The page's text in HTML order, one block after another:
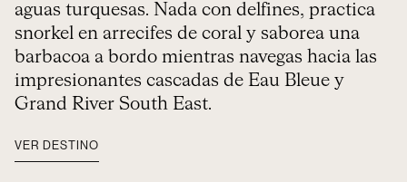
aguas turquesas. Nada con delfines, practica
snorkel en arrecifes de coral y saborea una
barbacoa a bordo mientras navegas hacia las
impresionantes cascadas de Eau Bleue y
Grand River South East.
VER DESTINO